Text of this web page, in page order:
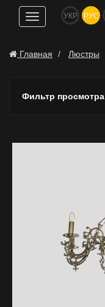
Показать
навигацию
УКР РУС
Главная Люстры
Фильтр просмотра